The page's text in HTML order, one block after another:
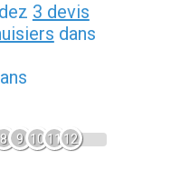
3 devis
dans
8 9 1011 12